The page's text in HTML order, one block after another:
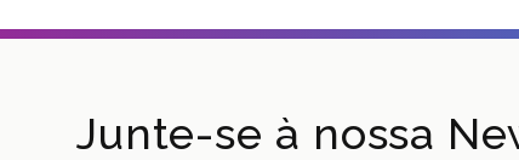
Junte-se à nossa